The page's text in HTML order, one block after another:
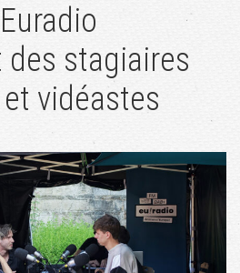
stagiaires
vidéastes